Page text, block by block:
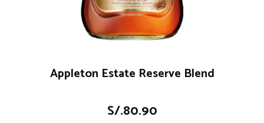
Appleton Estate Reserve Blend
S/.80.90